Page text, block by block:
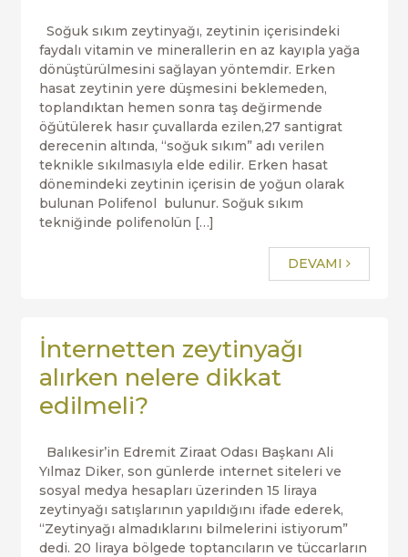
Soğuk sıkım zeytinyağı, zeytinin içerisindeki
faydalı vitamin ve minerallerin en az kayıpla yağa
dönüştürülmesini sağlayan yöntemdir. Erken
hasat zeytinin yere düşmesini beklemeden,
toplandıktan hemen sonra taş değirmende
öğütülerek hasır çuvallarda ezilen,27 santigrat
derecenin altında, “soğuk sıkım” adı verilen
teknikle sıkılmasıyla elde edilir. Erken hasat
dönemindeki zeytinin içerisin de yoğun olarak
bulunan Polifenol bulunur. Soğuk sıkım
tekniğinde polifenolün […]
DEVAMI
İnternetten zeytinyağı
alırken nelere dikkat
edilmeli?
Balıkesir’in Edremit Ziraat Odası Başkanı Ali
Yılmaz Diker, son günlerde internet siteleri ve
sosyal medya hesapları üzerinden 15 liraya
zeytinyağı satışlarının yapıldığını ifade ederek,
“Zeytinyağı almadıklarını bilmelerini istiyorum”
dedi. 20 liraya bölgede toptancıların ve tüccarların